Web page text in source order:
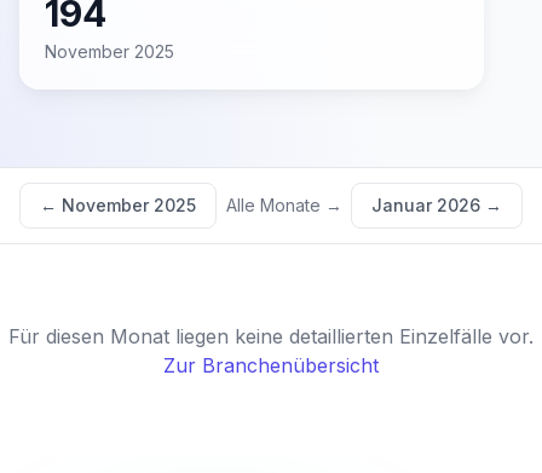
194
November 2025
← November 2025 Alle Monate → Januar 2026 →
Für diesen Monat liegen keine detaillierten Einzelfälle vor.
Zur Branchenübersicht